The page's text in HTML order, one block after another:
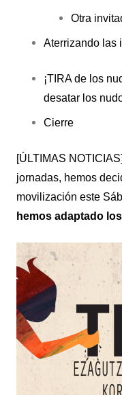
Otra
Aterrizando las
¡TIRA de los
desatar los
Cierre
[ÚLTIMAS
jornadas, hemos
movilización este
hemos adaptado